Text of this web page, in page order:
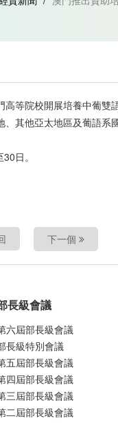
等院校開展培養中葡雙
其他亞太地區及葡語系
日。
下一個
長級會議
六屆部長級會議
長級特別會議
五屆部長級會議
四屆部長級會議
三屆部長級會議
二屆部長級會議